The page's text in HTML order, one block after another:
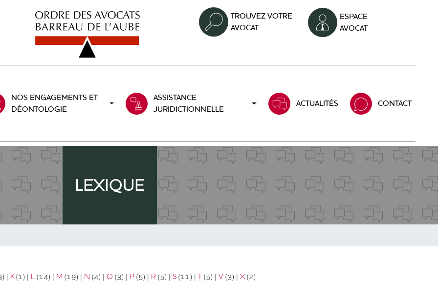
TROUVEZ VOTRE
AVOCAT
ESPACE
AVOCAT
NOS ENGAGEMENTS ET
DÉONTOLOGIE
ASSISTANCE
JURIDICTIONNELLE
ACTUALITÉS CONTACT
LEXIQUE
| K(1) | L (14) | M (19) | N (4) | O (3) | P (5) | R (5) | S (11) |T (5) | V (3) | X(2)